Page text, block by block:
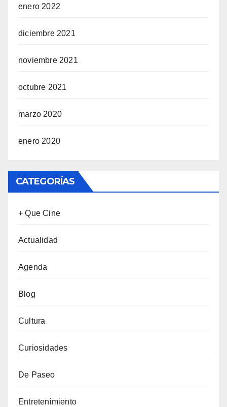
enero 2022
diciembre 2021
noviembre 2021
octubre 2021
marzo 2020
enero 2020
CATEGORÍAS
+ Que Cine
Actualidad
Agenda
Blog
Cultura
Curiosidades
De Paseo
Entretenimiento